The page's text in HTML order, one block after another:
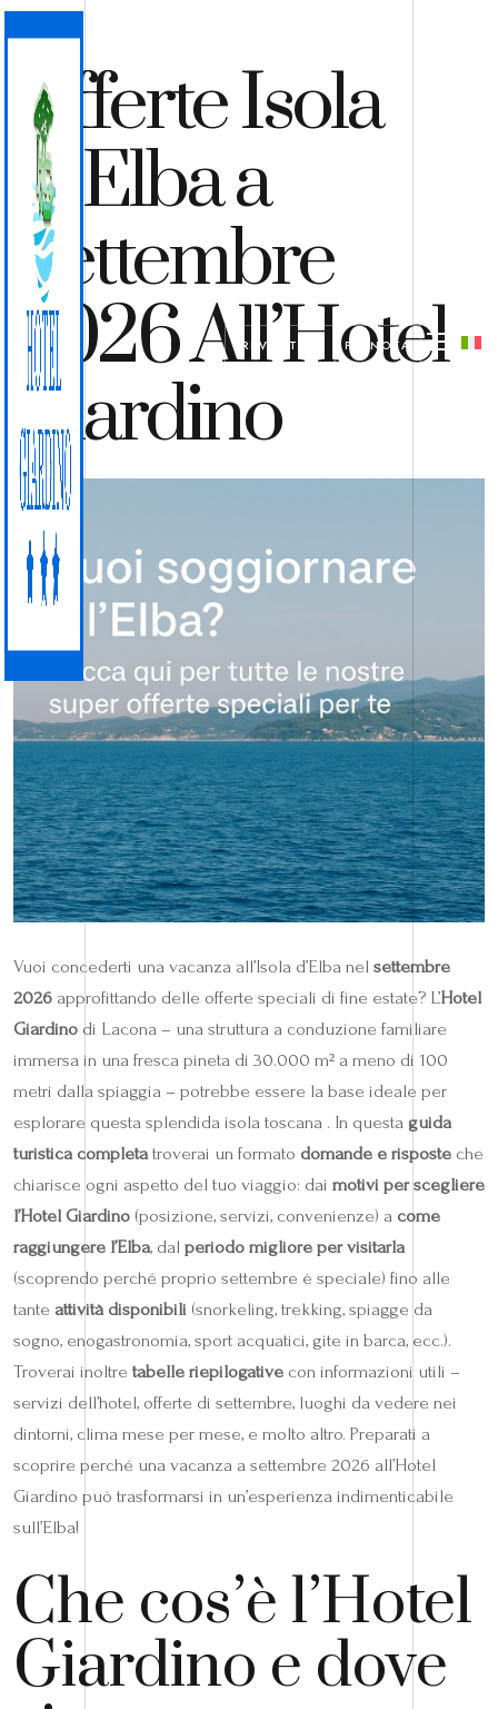
PRENOTA
PREVENTIVO
Offerte Isola
D’Elba a
Settembre
2026 All’Hotel
Giardino
Vuoi concederti una vacanza all’Isola d’Elba nel settembre
2026 approfittando delle offerte speciali di fine estate? L’Hotel
Giardino di Lacona – una struttura a conduzione familiare
immersa in una fresca pineta di 30.000 m² a meno di 100
metri dalla spiaggia – potrebbe essere la base ideale per
esplorare questa splendida isola toscana . In questa guida
turistica completatroverai un formato domande e risposte che
chiarisce ogni aspetto del tuo viaggio: dai motivi per scegliere
l’Hotel Giardino (posizione, servizi, convenienze) a come
raggiungere l’Elba, dal periodo migliore per visitarla
(scoprendo perché proprio settembre è speciale) fino alle
tante attività disponibili (snorkeling, trekking, spiagge da
sogno, enogastronomia, sport acquatici, gite in barca, ecc.).
Troverai inoltre tabelle riepilogative con informazioni utili –
servizi dell’hotel, offerte di settembre, luoghi da vedere nei
dintorni, clima mese per mese, e molto altro. Preparati a
scoprire perché una vacanza a settembre 2026 all’Hotel
Giardino può trasformarsi in un’esperienza indimenticabile
sull’Elba!
Che cos’è l’Hotel
Giardino e dove